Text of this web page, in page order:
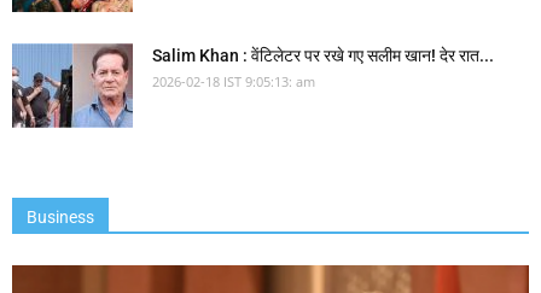
Salim Khan : वेंटिलेटर पर रखे गए सलीम खान! देर रात...
2026-02-18 IST 9:05:13: am
Business